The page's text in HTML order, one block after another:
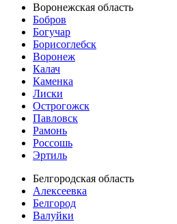
Воронежская область
Бобров
Богучар
Борисоглебск
Воронеж
Калач
Каменка
Лиски
Острогожск
Павловск
Рамонь
Россошь
Эртиль
Белгородская область
Алексеевка
Белгород
Валуйки